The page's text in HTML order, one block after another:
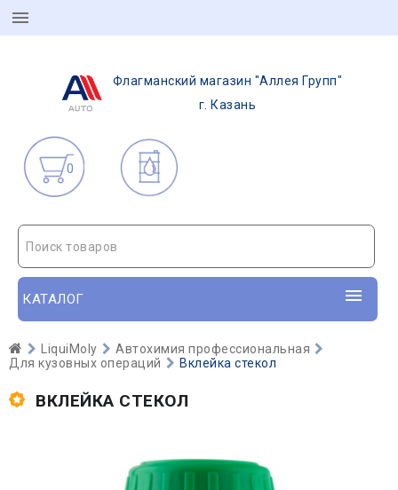
Флагманский магазин "Аллея Групп"
г. Казань
0
Поиск товаров
КАТАЛОГ
LiquiMoly
Автохимия профессиональная
Для кузовных операций
Вклейка стекол
ВКЛЕЙКА СТЕКОЛ